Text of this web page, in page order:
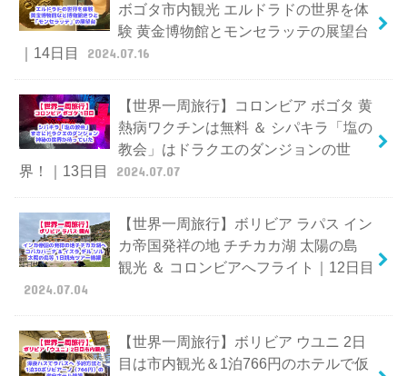
ボゴタ市内観光 エルドラドの世界を体
験 黄金博物館とモンセラッテの展望台
｜14日目
2024.07.16
【世界一周旅行】コロンビア ボゴタ 黄
熱病ワクチンは無料 ＆ シパキラ「塩の
教会」はドラクエのダンジョンの世
界！｜13日目
2024.07.07
【世界一周旅行】ボリビア ラパス イン
カ帝国発祥の地 チチカカ湖 太陽の島
観光 ＆ コロンビアへフライト｜12日目
2024.07.04
【世界一周旅行】ボリビア ウユニ 2日
目は市内観光＆1泊766円のホテルで仮